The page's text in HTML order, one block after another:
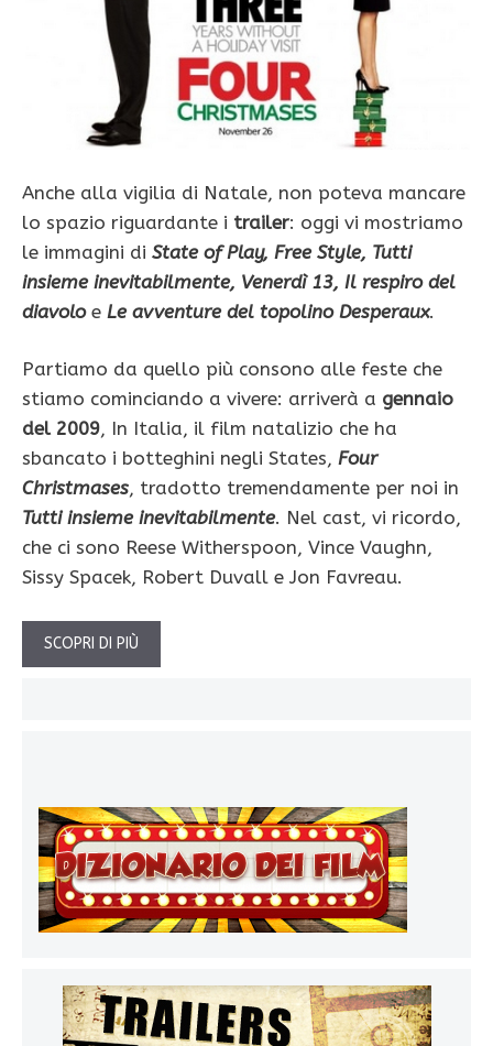
Anche alla vigilia di Natale, non poteva mancare
lo spazio riguardante i trailer: oggi vi mostriamo
le immagini di State of Play, Free Style, Tutti
insieme inevitabilmente, Venerdì 13, Il respiro del
diavoloe Le avventure del topolino Desperaux.
Partiamo da quello più consono alle feste che
stiamo cominciando a vivere: arriverà a gennaio
del 2009, In Italia, il film natalizio che ha
sbancato i botteghini negli States, Four
Christmases, tradotto tremendamente per noi in
Tutti insieme inevitabilmente. Nel cast, vi ricordo,
che ci sono Reese Witherspoon, Vince Vaughn,
Sissy Spacek, Robert Duvall e Jon Favreau.
SCOPRI DI PIÙ